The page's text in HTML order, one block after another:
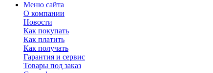
Меню сайта
О компании
Новости
Как покупать
Как платить
Как получать
Гарантия и сервис
Товары под заказ